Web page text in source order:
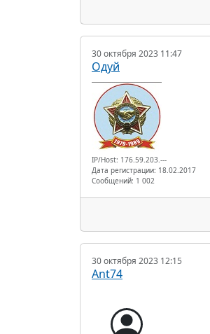
30 октября 2023 11:47
Одуй
IP/Host: 176.59.203.---
Дата регистрации: 18.02.2017
Сообщений: 1 002
30 октября 2023 12:15
Ant74